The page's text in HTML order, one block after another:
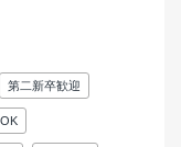
第二新卒歓迎